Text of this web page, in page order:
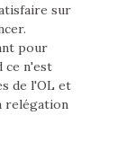
sur
pour
ce n'est
de l'OL et
relégation